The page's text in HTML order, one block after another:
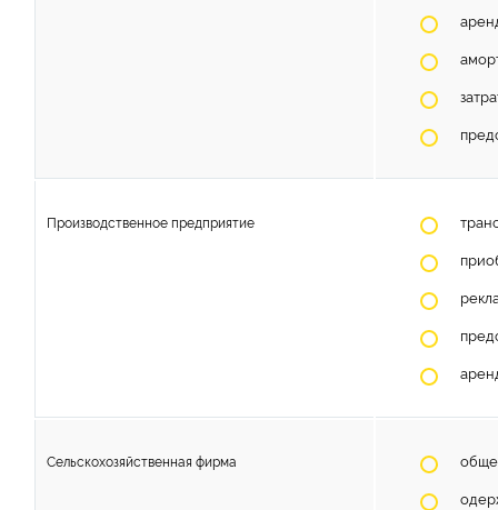
Производственное предприятие
Сельскохозяйственная фирма